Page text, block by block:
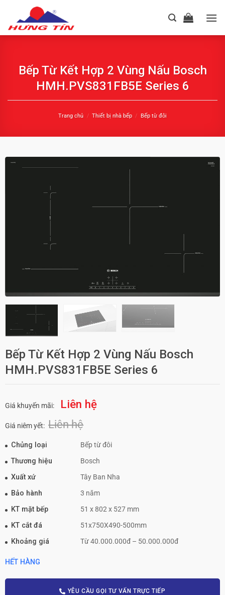
dung
Bếp Từ Kết Hợp 2 Vùng Nấu Bosch
HMH.PVS831FB5E Series 6
Trang chủ / Thiết bị nhà bếp / Bếp từ đôi
Bếp Từ Kết Hợp 2 Vùng Nấu Bosch
HMH.PVS831FB5E Series 6
Giá khuyến mãi: Liên hệ
Giá niêm yết: Liên hệ
Chủng loại
Bếp từ đôi
Thương hiệu
Bosch
Xuất xứ
Tây Ban Nha
Bảo hành
3 năm
KT mặt bếp
51 x 802 x 527 mm
KT cắt đá
51x750X490-500mm
Khoảng giá
Từ 40.000.000đ – 50.000.000đ
HẾT HÀNG
YÊU CẦU GỌI TƯ VẤN TRỰC TIẾP